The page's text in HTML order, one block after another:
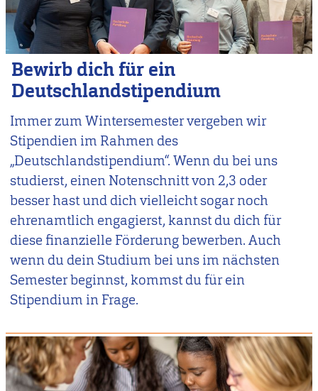
Bewirb dich für ein
Deutschlandstipendium
Immer zum Wintersemester vergeben wir
Stipendien im Rahmen des
„Deutschlandstipendium“. Wenn du bei uns
studierst, einen Notenschnitt von 2,3 oder
besser hast und dich vielleicht sogar noch
ehrenamtlich engagierst, kannst du dich für
diese finanzielle Förderung bewerben. Auch
wenn du dein Studium bei uns im nächsten
Semester beginnst, kommst du für ein
Stipendium in Frage.